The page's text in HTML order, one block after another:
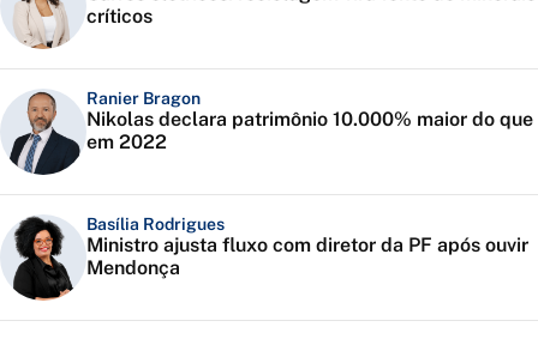
críticos
Ranier Bragon
Nikolas declara patrimônio 10.000% maior do que
em 2022
Basília Rodrigues
Ministro ajusta fluxo com diretor da PF após ouvir
Mendonça